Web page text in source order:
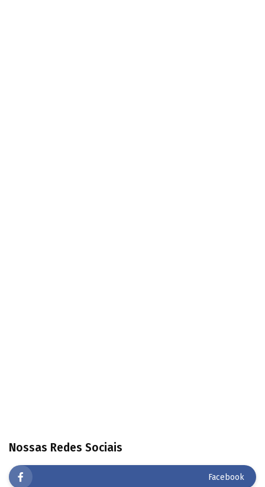
Nossas Redes Sociais
Facebook